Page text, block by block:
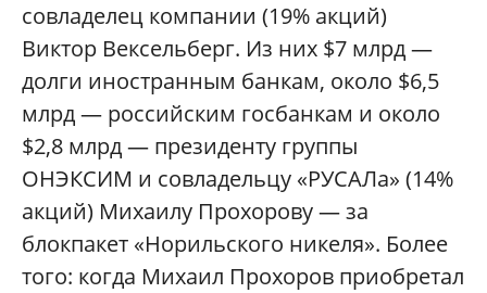
совладелец компании (19% акций)
Виктор Вексельберг. Из них $7 млрд —
долги иностранным банкам, около $6,5
млрд — российским госбанкам и около
$2,8 млрд — президенту группы
ОНЭКСИМ и совладельцу «РУСАЛа» (14%
акций) Михаилу Прохорову — за
блокпакет «Норильского никеля». Более
того: когда Михаил Прохоров приобретал